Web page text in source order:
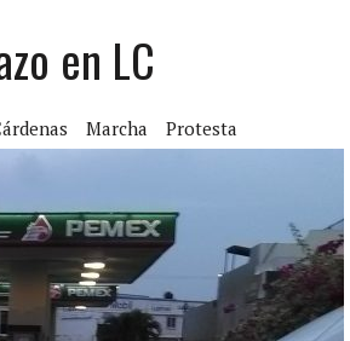
en LC
Marcha Protesta